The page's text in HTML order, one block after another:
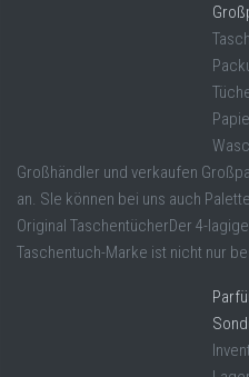
Großhändler und verkaufen
an. SIe können bei uns auch
Original TaschentücherDer 4-
Taschentuch-Marke ist nicht nur